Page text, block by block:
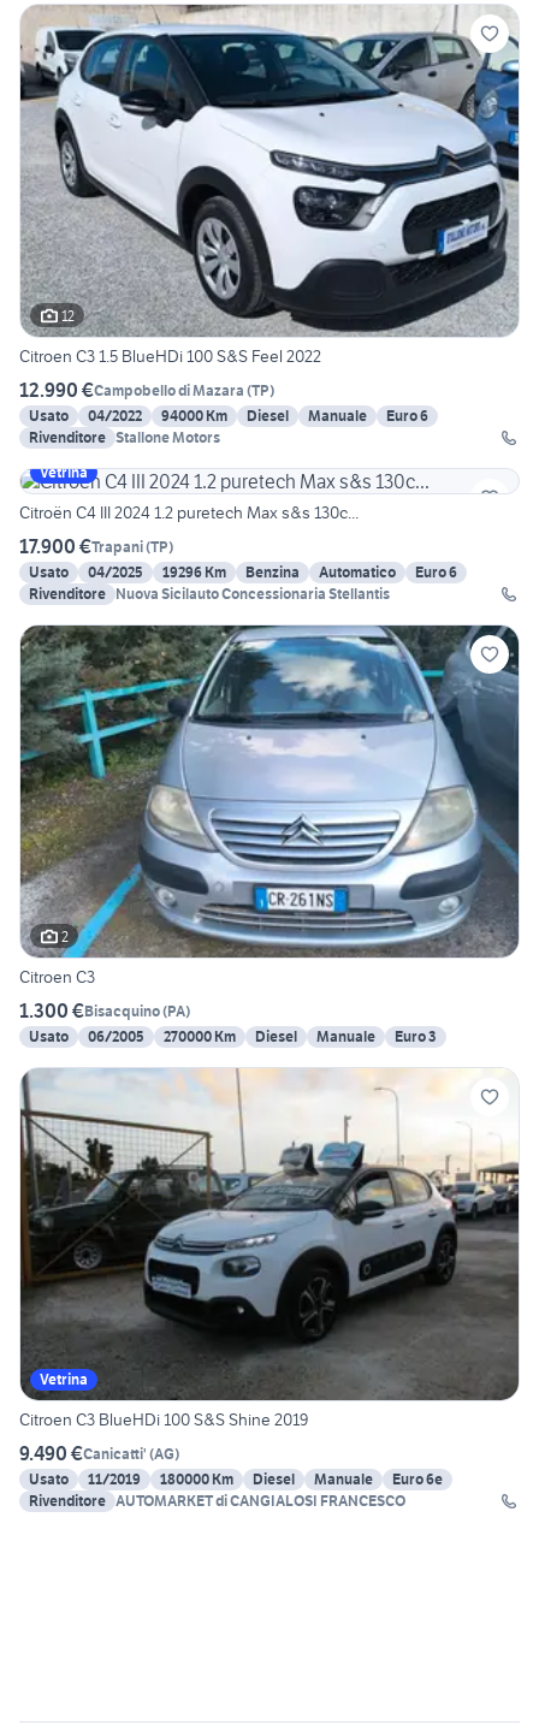
12
Citroen C3 1.5 BlueHDi 100 S&S Feel 2022
12.990 €Campobello di Mazara (TP)
Usato
04/2022 94000 Km Diesel Manuale
Euro 6
Rivenditore Stallone Motors
Vetrina
Citroën C4 III 2024 1.2 puretech Max s&s 130c...
17.900 €Trapani(TP)
Usato
04/2025 19296 Km Benzina Automatico
Euro 6
Rivenditore Nuova Sicilauto Concessionaria Stellantis
2
Citroen C3
1.300 €Bisacquino(PA)
Usato
06/2005 270000 Km Diesel Manuale Euro 3
Vetrina
Citroen C3 BlueHDi 100 S&S Shine 2019
9.490 €Canicatti' (AG)
Usato
11/2019 180000 Km Diesel Manuale
Euro 6e
Rivenditore AUTOMARKET di CANGIALOSI FRANCESCO